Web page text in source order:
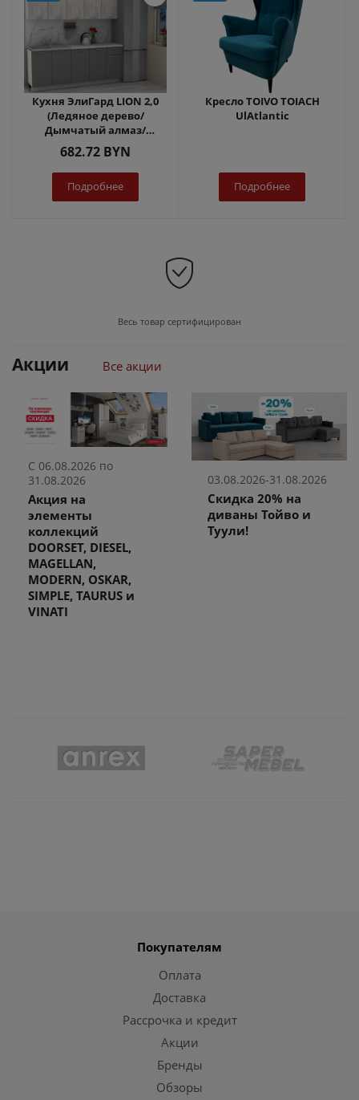
Кухня ЭлиГард LION 2,0
(Ледяное дерево/
Дымчатый алмаз/
Королевский опал)
682.72 BYN
Подробнее
Кресло TOIVO TOIACH
UlAtlantic
Подробнее
Весь товар сертифицирован
Акции Все акции
С 06.08.2026 по
31.08.2026
Акция на
элементы
коллекций
DOORSET, DIESEL,
MAGELLAN,
MODERN, OSKAR,
SIMPLE, TAURUS и
VINATI
03.08.2026-31.08.2026
Скидка 20% на
диваны Тойво и
Туули!
Покупателям
Оплата
Доставка
Рассрочка и кредит
Акции
Бренды
Обзоры